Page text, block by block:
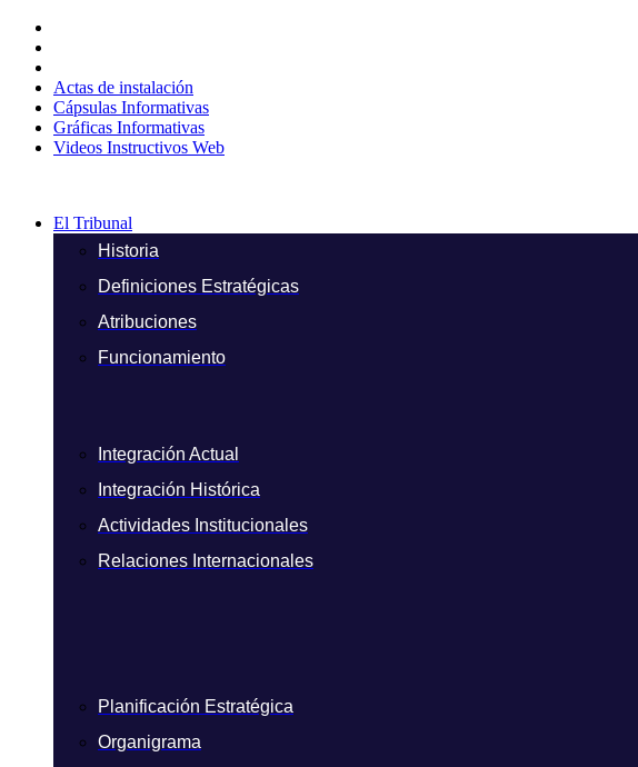
contenido
Actas de instalación
Cápsulas Informativas
Gráficas Informativas
Videos Instructivos Web
El Tribunal
Historia
Definiciones Estratégicas
Atribuciones
Funcionamiento
Integración Actual
Integración Histórica
Actividades Institucionales
Relaciones Internacionales
Planificación Estratégica
Organigrama